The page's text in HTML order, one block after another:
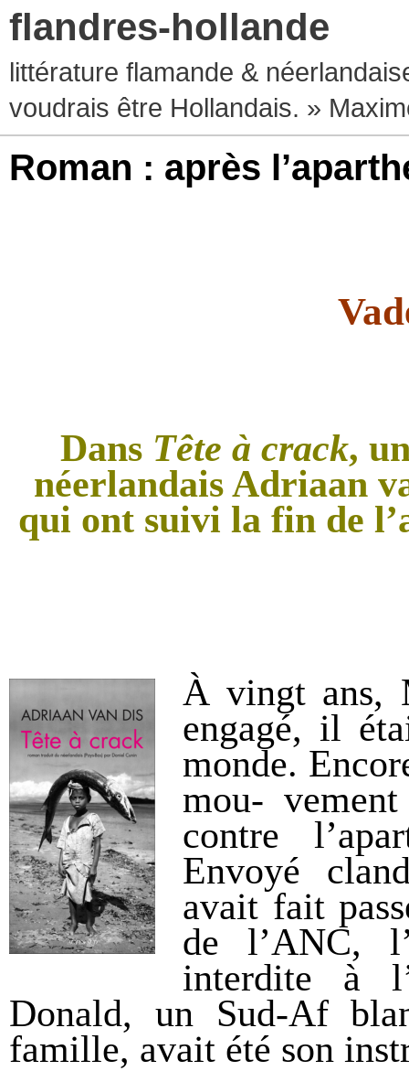
flandres-hollande
littérature flamande &
voudrais être Hollandais. »
Roman : après
Dans Tête à crack,
néerlandaisAdriaan
qui ont suivi la fin de
À vingt ans,
engagé, il
monde.
mou-
contre
Envoyé
avait fait
de l’ANC,
interdite à
Donald, un Sud-Af
famille, avait été son